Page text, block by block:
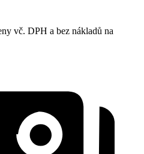
vč. DPH a bez nákladů na